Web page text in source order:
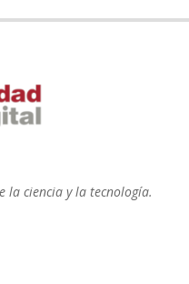
la ciencia y la tecnología.